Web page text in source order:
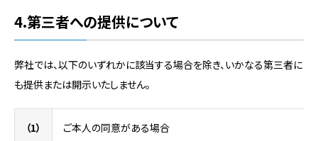
4.第三者への提供について
弊社では、以下のいずれかに該当する場合を除き、いかなる第三者に
も提供または開示いたしません。
（1） ご本人の同意がある場合